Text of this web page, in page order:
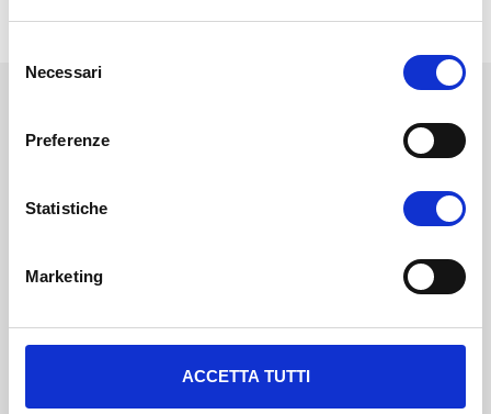
Necessari
Preferenze
Statistiche
Marketing
ACCETTA TUTTI
CHIEDI INFO